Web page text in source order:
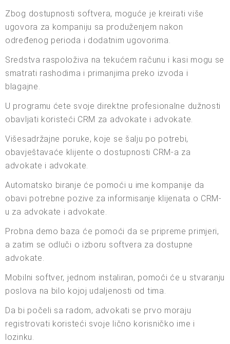
Zbog dostupnosti softvera, moguće je kreirati više
ugovora za kompaniju sa produženjem nakon
određenog perioda i dodatnim ugovorima.
Sredstva raspoloživa na tekućem računu i kasi mogu se
smatrati rashodima i primanjima preko izvoda i
blagajne.
U programu ćete svoje direktne profesionalne dužnosti
obavljati koristeći CRM za advokate i advokate.
Višesadržajne poruke, koje se šalju po potrebi,
obavještavaće klijente o dostupnosti CRM-a za
advokate i advokate.
Automatsko biranje će pomoći u ime kompanije da
obavi potrebne pozive za informisanje klijenata o CRM-
u za advokate i advokate.
Probna demo baza će pomoći da se pripreme primjeri,
a zatim se odluči o izboru softvera za dostupne
advokate.
Mobilni softver, jednom instaliran, pomoći će u stvaranju
poslova na bilo kojoj udaljenosti od tima.
Da bi počeli sa radom, advokati se prvo moraju
registrovati koristeći svoje lično korisničko ime i
lozinku.